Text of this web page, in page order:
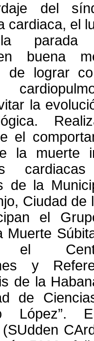
del
cardiaca, el
parada
buena
de lograr
la
el
la muerte
de la
Ciudad de
el
Muerte
el
y
de la
de
López”.